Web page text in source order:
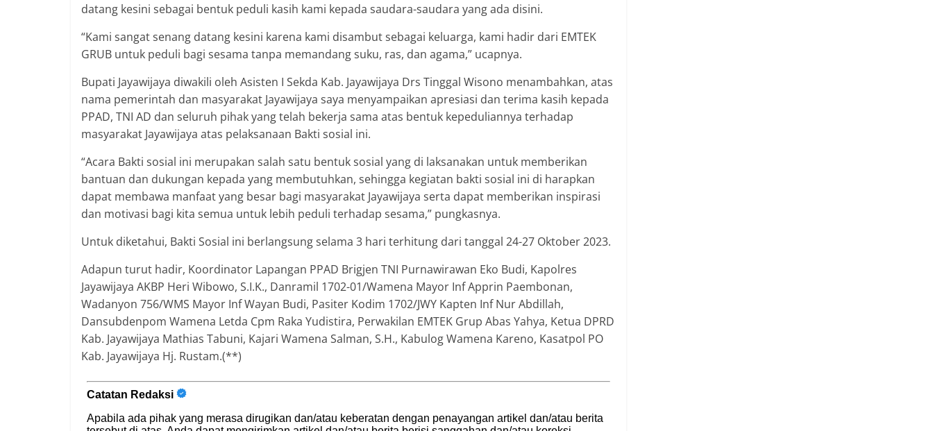
datang kesini sebagai bentuk peduli kasih kami kepada saudara-saudara yang ada disini.
“Kami sangat senang datang kesini karena kami disambut sebagai keluarga, kami hadir dari EMTEK
GRUB untuk peduli bagi sesama tanpa memandang suku, ras, dan agama,” ucapnya.
Bupati Jayawijaya diwakili oleh Asisten I Sekda Kab. Jayawijaya Drs Tinggal Wisono menambahkan, atas
nama pemerintah dan masyarakat Jayawijaya saya menyampaikan apresiasi dan terima kasih kepada
PPAD, TNI AD dan seluruh pihak yang telah bekerja sama atas bentuk kepeduliannya terhadap
masyarakat Jayawijaya atas pelaksanaan Bakti sosial ini.
“Acara Bakti sosial ini merupakan salah satu bentuk sosial yang di laksanakan untuk memberikan
bantuan dan dukungan kepada yang membutuhkan, sehingga kegiatan bakti sosial ini di harapkan
dapat membawa manfaat yang besar bagi masyarakat Jayawijaya serta dapat memberikan inspirasi
dan motivasi bagi kita semua untuk lebih peduli terhadap sesama,” pungkasnya.
Untuk diketahui, Bakti Sosial ini berlangsung selama 3 hari terhitung dari tanggal 24-27 Oktober 2023.
Adapun turut hadir, Koordinator Lapangan PPAD Brigjen TNI Purnawirawan Eko Budi, Kapolres
Jayawijaya AKBP Heri Wibowo, S.I.K., Danramil 1702-01/Wamena Mayor Inf Apprin Paembonan,
Wadanyon 756/WMS Mayor Inf Wayan Budi, Pasiter Kodim 1702/JWY Kapten Inf Nur Abdillah,
Dansubdenpom Wamena Letda Cpm Raka Yudistira, Perwakilan EMTEK Grup Abas Yahya, Ketua DPRD
Kab. Jayawijaya Mathias Tabuni, Kajari Wamena Salman, S.H., Kabulog Wamena Kareno, Kasatpol PO
Kab. Jayawijaya Hj. Rustam.(**)